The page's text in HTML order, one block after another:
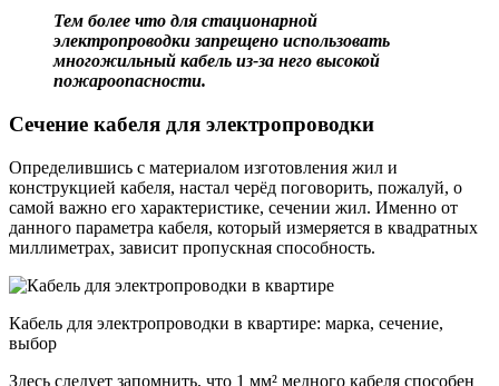
Тем более что для стационарной
электропроводки запрещено использовать
многожильный кабель из-за него высокой
пожароопасности.
Сечение кабеля для электропроводки
Определившись с материалом изготовления жил и
конструкцией кабеля, настал черёд поговорить, пожалуй, о
самой важно его характеристике, сечении жил. Именно от
данного параметра кабеля, который измеряется в квадратных
миллиметрах, зависит пропускная способность.
Кабель для электропроводки в квартире: марка, сечение,
выбор
Здесь следует запомнить, что 1 мм² медного кабеля способен